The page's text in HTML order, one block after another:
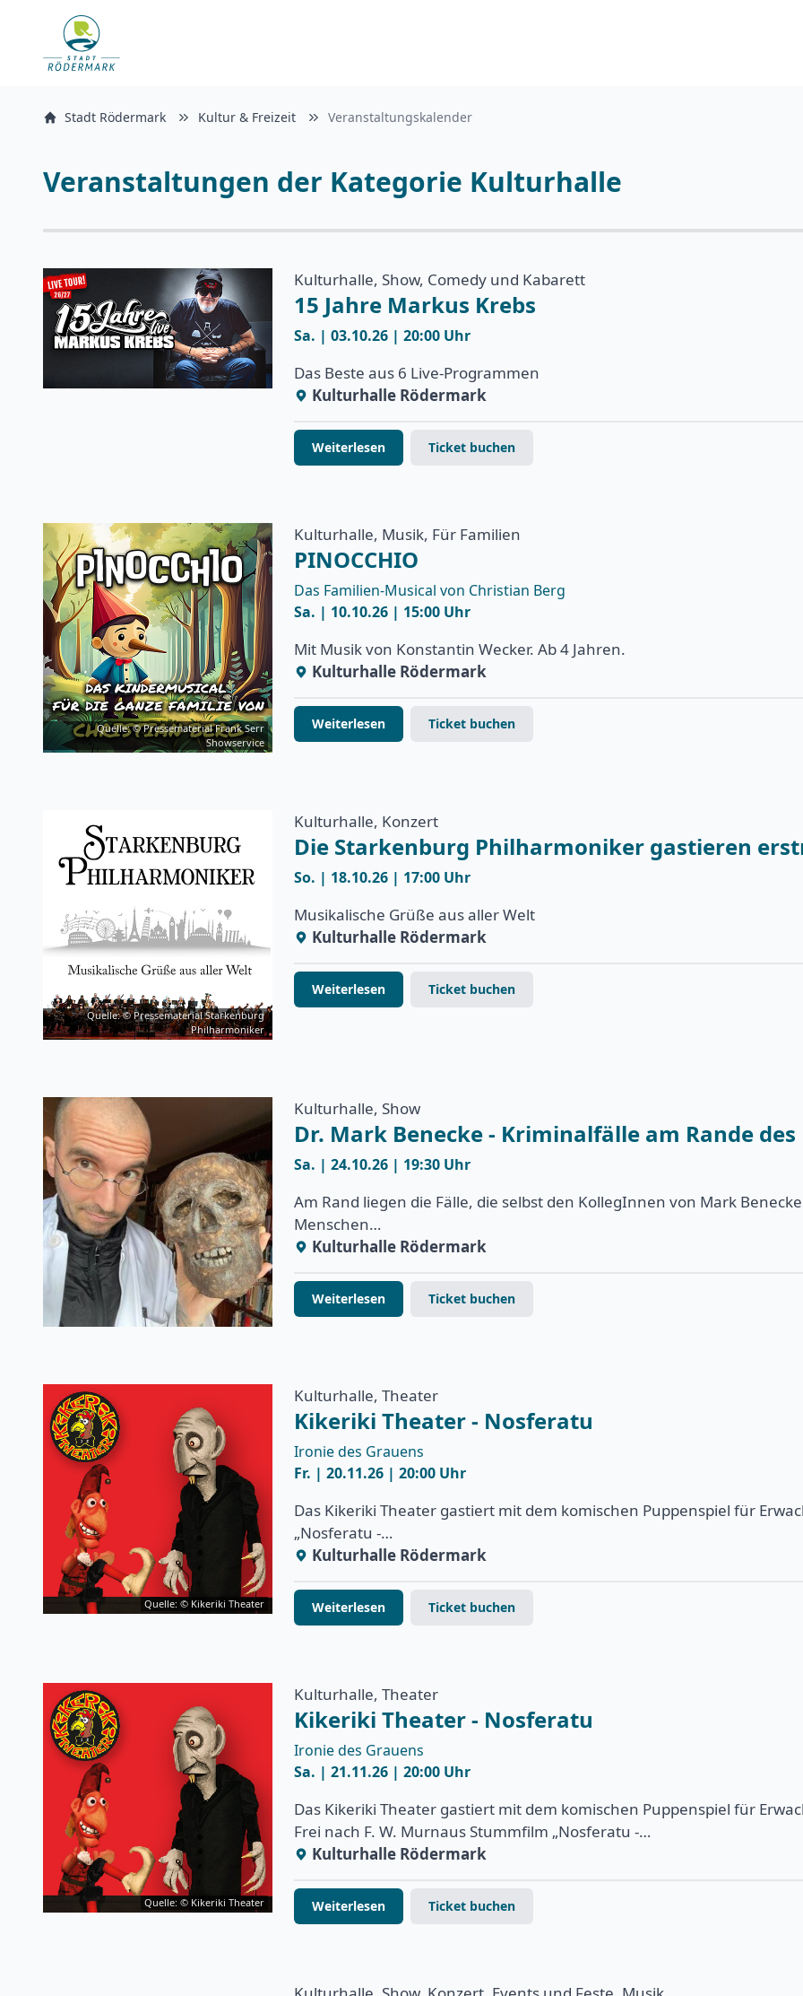
Stadt Rödermark Kultur & Freizeit Veranstaltungskalender
Veranstaltungen der Kategorie Kulturhalle
Kulturhalle, Show, Comedy und Kabarett
15 Jahre Markus Krebs
Sa. | 03.10.26 | 20:00 Uhr
Das Beste aus 6 Live-Programmen
Kulturhalle Rödermark
Weiterlesen Ticket buchen
Quelle: © Pressematerial Frank Serr
Showservice
Kulturhalle, Musik, Für Familien
PINOCCHIO
Das Familien-Musical von Christian Berg
Sa. | 10.10.26 | 15:00 Uhr
Mit Musik von Konstantin Wecker. Ab 4 Jahren.
Kulturhalle Rödermark
Weiterlesen Ticket buchen
Quelle: © Pressematerial Starkenburg
Philharmoniker
Kulturhalle, Konzert
Die Starkenburg Philharmoniker gastieren
So. | 18.10.26 | 17:00 Uhr
Musikalische Grüße aus aller Welt
Kulturhalle Rödermark
Weiterlesen Ticket buchen
Kulturhalle, Show
Dr. Mark Benecke - Kriminalfälle am Rande
Sa. | 24.10.26 | 19:30 Uhr
Am Rand liegen die Fälle, die selbst den KollegInnen von Mark
Menschen…
Kulturhalle Rödermark
Weiterlesen Ticket buchen
Quelle: © Kikeriki Theater
Kulturhalle, Theater
Kikeriki Theater - Nosferatu
Ironie des Grauens
Fr. | 20.11.26 | 20:00 Uhr
Das Kikeriki Theater gastiert mit dem komischen Puppenspiel für
„Nosferatu -…
Kulturhalle Rödermark
Weiterlesen Ticket buchen
Quelle: © Kikeriki Theater
Kulturhalle, Theater
Kikeriki Theater - Nosferatu
Ironie des Grauens
Sa. | 21.11.26 | 20:00 Uhr
Das Kikeriki Theater gastiert mit dem komischen Puppenspiel für
Frei nach F. W. Murnaus Stummfilm „Nosferatu -…
Kulturhalle Rödermark
Weiterlesen Ticket buchen